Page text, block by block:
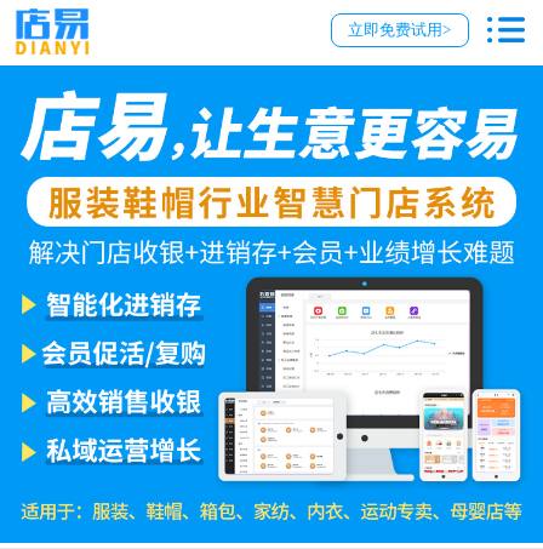
立即免费试用>